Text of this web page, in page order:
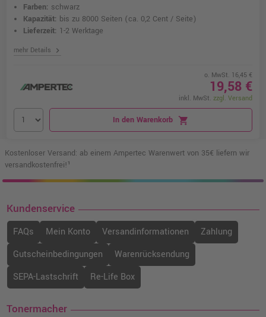
Farben: schwarz
Kapazität: bis zu 8000 Seiten (ca. 0,2 Cent / Seite)
Lieferzeit: 1-2 Werktage
mehr Details chevron_right
o. MwSt. 16,45 €
19,58 €
inkl. MwSt. zzgl. Versand
In den Warenkorb shopping_cart
Kostenloser Versand: ab einem Ampertec Warenwert von 35€ liefern wir
versandkostenfrei!¹
Kundenservice
FAQs Mein Konto Versandinformationen
Zahlung
Gutscheinbedingungen
Warenrücksendung
SEPA-Lastschrift
Re-Life Box
Tonermacher